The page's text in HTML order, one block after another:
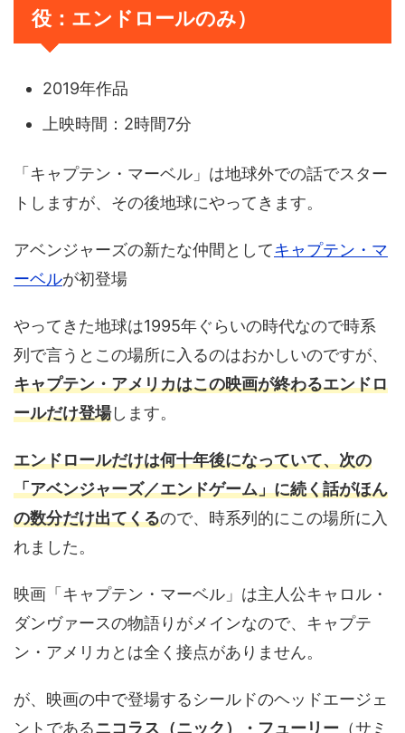
役：エンドロールのみ）
2019年作品
上映時間：2時間7分
「キャプテン・マーベル」は地球外での話でスター
トしますが、その後地球にやってきます。
アベンジャーズの新たな仲間としてキャプテン・マ
ーベルが初登場
やってきた地球は1995年ぐらいの時代なので時系
列で言うとこの場所に入るのはおかしいのですが、
キャプテン・アメリカはこの映画が終わるエンドロ
ールだけ登場します。
エンドロールだけは何十年後になっていて、次の
「アベンジャーズ／エンドゲーム」に続く話がほん
の数分だけ出てくるので、時系列的にこの場所に入
れました。
映画「キャプテン・マーベル」は主人公キャロル・
ダンヴァースの物語りがメインなので、キャプテ
ン・アメリカとは全く接点がありません。
が、映画の中で登場するシールドのヘッドエージェ
ントであるニコラス（ニック）・フューリー （サミ